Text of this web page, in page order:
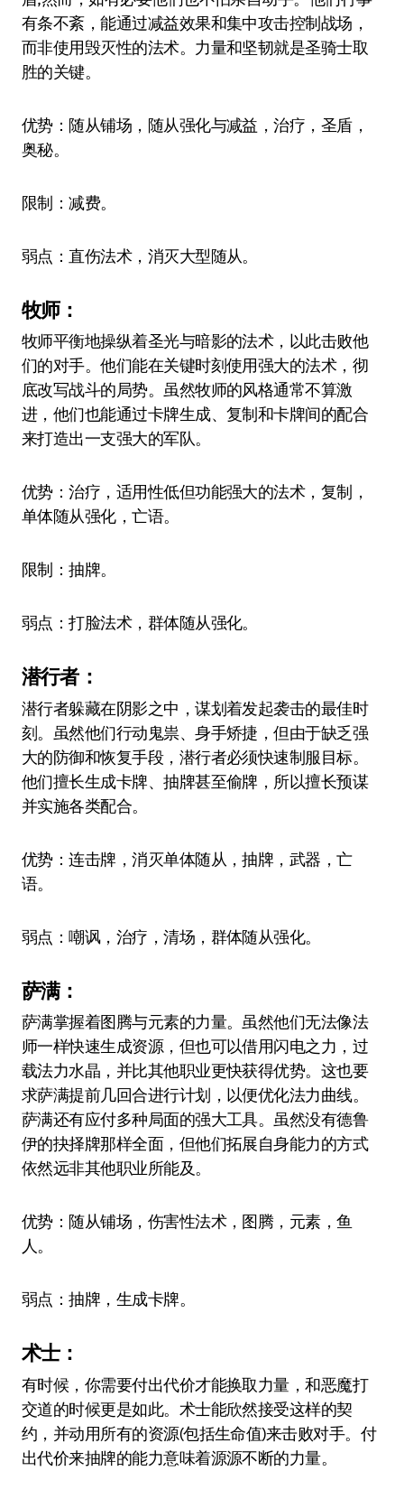
有条不紊，能通过减益效果和集中攻击控制战场，
而非使用毁灭性的法术。力量和坚韧就是圣骑士取
胜的关键。
优势：随从铺场，随从强化与减益，治疗，圣盾，
奥秘。
限制：减费。
弱点：直伤法术，消灭大型随从。
牧师：
牧师平衡地操纵着圣光与暗影的法术，以此击败他
们的对手。他们能在关键时刻使用强大的法术，彻
底改写战斗的局势。虽然牧师的风格通常不算激
进，他们也能通过卡牌生成、复制和卡牌间的配合
来打造出一支强大的军队。
优势：治疗，适用性低但功能强大的法术，复制，
单体随从强化，亡语。
限制：抽牌。
弱点：打脸法术，群体随从强化。
潜行者：
潜行者躲藏在阴影之中，谋划着发起袭击的最佳时
刻。虽然他们行动鬼祟、身手矫捷，但由于缺乏强
大的防御和恢复手段，潜行者必须快速制服目标。
他们擅长生成卡牌、抽牌甚至偷牌，所以擅长预谋
并实施各类配合。
优势：连击牌，消灭单体随从，抽牌，武器，亡
语。
弱点：嘲讽，治疗，清场，群体随从强化。
萨满：
萨满掌握着图腾与元素的力量。虽然他们无法像法
师一样快速生成资源，但也可以借用闪电之力，过
载法力水晶，并比其他职业更快获得优势。这也要
求萨满提前几回合进行计划，以便优化法力曲线。
萨满还有应付多种局面的强大工具。虽然没有德鲁
伊的抉择牌那样全面，但他们拓展自身能力的方式
依然远非其他职业所能及。
优势：随从铺场，伤害性法术，图腾，元素，鱼
人。
弱点：抽牌，生成卡牌。
术士：
有时候，你需要付出代价才能换取力量，和恶魔打
交道的时候更是如此。术士能欣然接受这样的契
约，并动用所有的资源(包括生命值)来击败对手。付
出代价来抽牌的能力意味着源源不断的力量。